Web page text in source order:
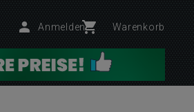
Anmelden Warenkorb